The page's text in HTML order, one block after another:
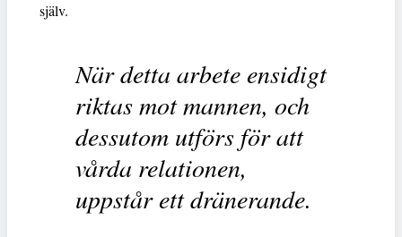
själv.
När detta arbete ensidigt
riktas mot mannen, och
dessutom utförs för att
vårda relationen,
uppstår ett dränerande.